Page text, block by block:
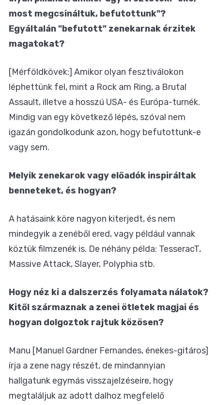
most megcsináltuk, befutottunk"?
Egyáltalán "befutott" zenekarnak érzitek
magatokat?
[Mérföldkövek:] Amikor olyan fesztiválokon
léphettünk fel, mint a Rock am Ring, a Brutal
Assault, illetve a hosszú USA- és Európa-turnék.
Mindig van egy következő lépés, szóval nem
igazán gondolkodunk azon, hogy befutottunk-e
vagy sem.
Melyik zenekarok vagy előadók inspiráltak
benneteket, és hogyan?
A hatásaink köre nagyon kiterjedt, és nem
mindegyik a zenéből ered, vagy például vannak
köztük filmzenék is. De néhány példa: TesseracT,
Massive Attack, Slayer, Polyphia stb.
Hogy néz ki a dalszerzés folyamata nálatok?
Kitől származnak a zenei ötletek magjai és
hogyan dolgoztok rajtuk közösen?
Manu [Manuel Gardner Fernandes, énekes-gitáros]
írja a zene nagy részét, de mindannyian
hallgatunk egymás visszajelzéseire, hogy
megtaláljuk az adott dalhoz megfelelő